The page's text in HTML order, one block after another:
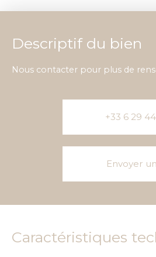
Descriptif du bien
Nous contacter pour plus de
+33 6 29 44
Envoyer
Caractéristiques